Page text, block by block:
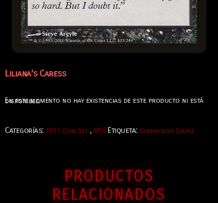
Liliana’s Caress
En este momento no hay existencias de este producto ni está disponible.
Categorías: 2011 Core Set , MTG Etiqueta: Commander Staple
PRODUCTOS
RELACIONADOS